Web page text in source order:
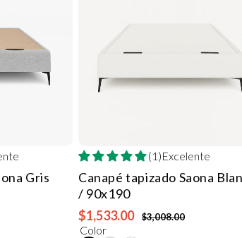
Gris
(1)Excelente
Canapé tapizado Saona
/ 90x190
$1,533.00
$3,008.00
Color